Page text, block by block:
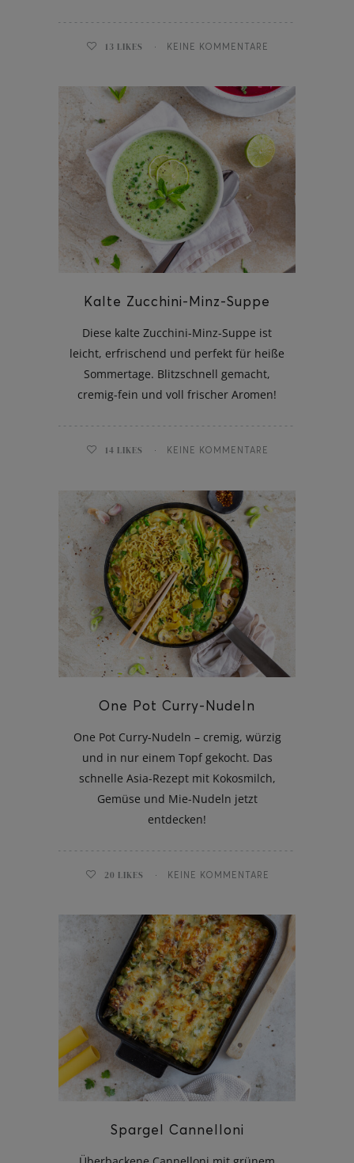
13 LIKES KEINE KOMMENTARE
Kalte Zucchini-Minz-Suppe
Diese kalte Zucchini-Minz-Suppe ist
leicht, erfrischend und perfekt für heiße
Sommertage. Blitzschnell gemacht,
cremig-fein und voll frischer Aromen!
14 LIKES KEINE KOMMENTARE
One Pot Curry-Nudeln
One Pot Curry-Nudeln – cremig, würzig
und in nur einem Topf gekocht. Das
schnelle Asia-Rezept mit Kokosmilch,
Gemüse und Mie-Nudeln jetzt
entdecken!
20 LIKES KEINE KOMMENTARE
Spargel Cannelloni